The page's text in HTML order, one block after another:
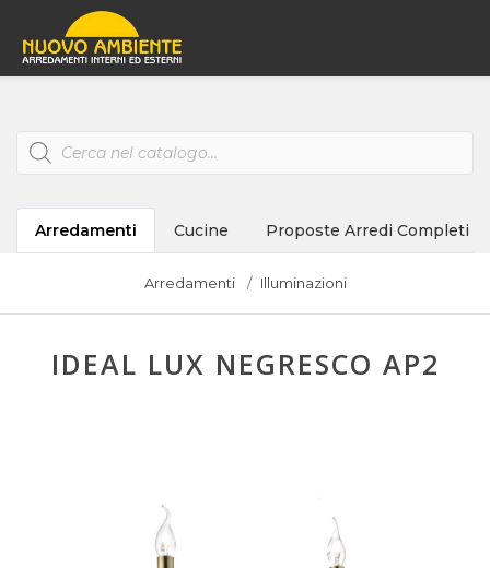
Products
search
Arredamenti Cucine Proposte Arredi Completi
Arredamenti Illuminazioni
IDEAL LUX NEGRESCO AP2